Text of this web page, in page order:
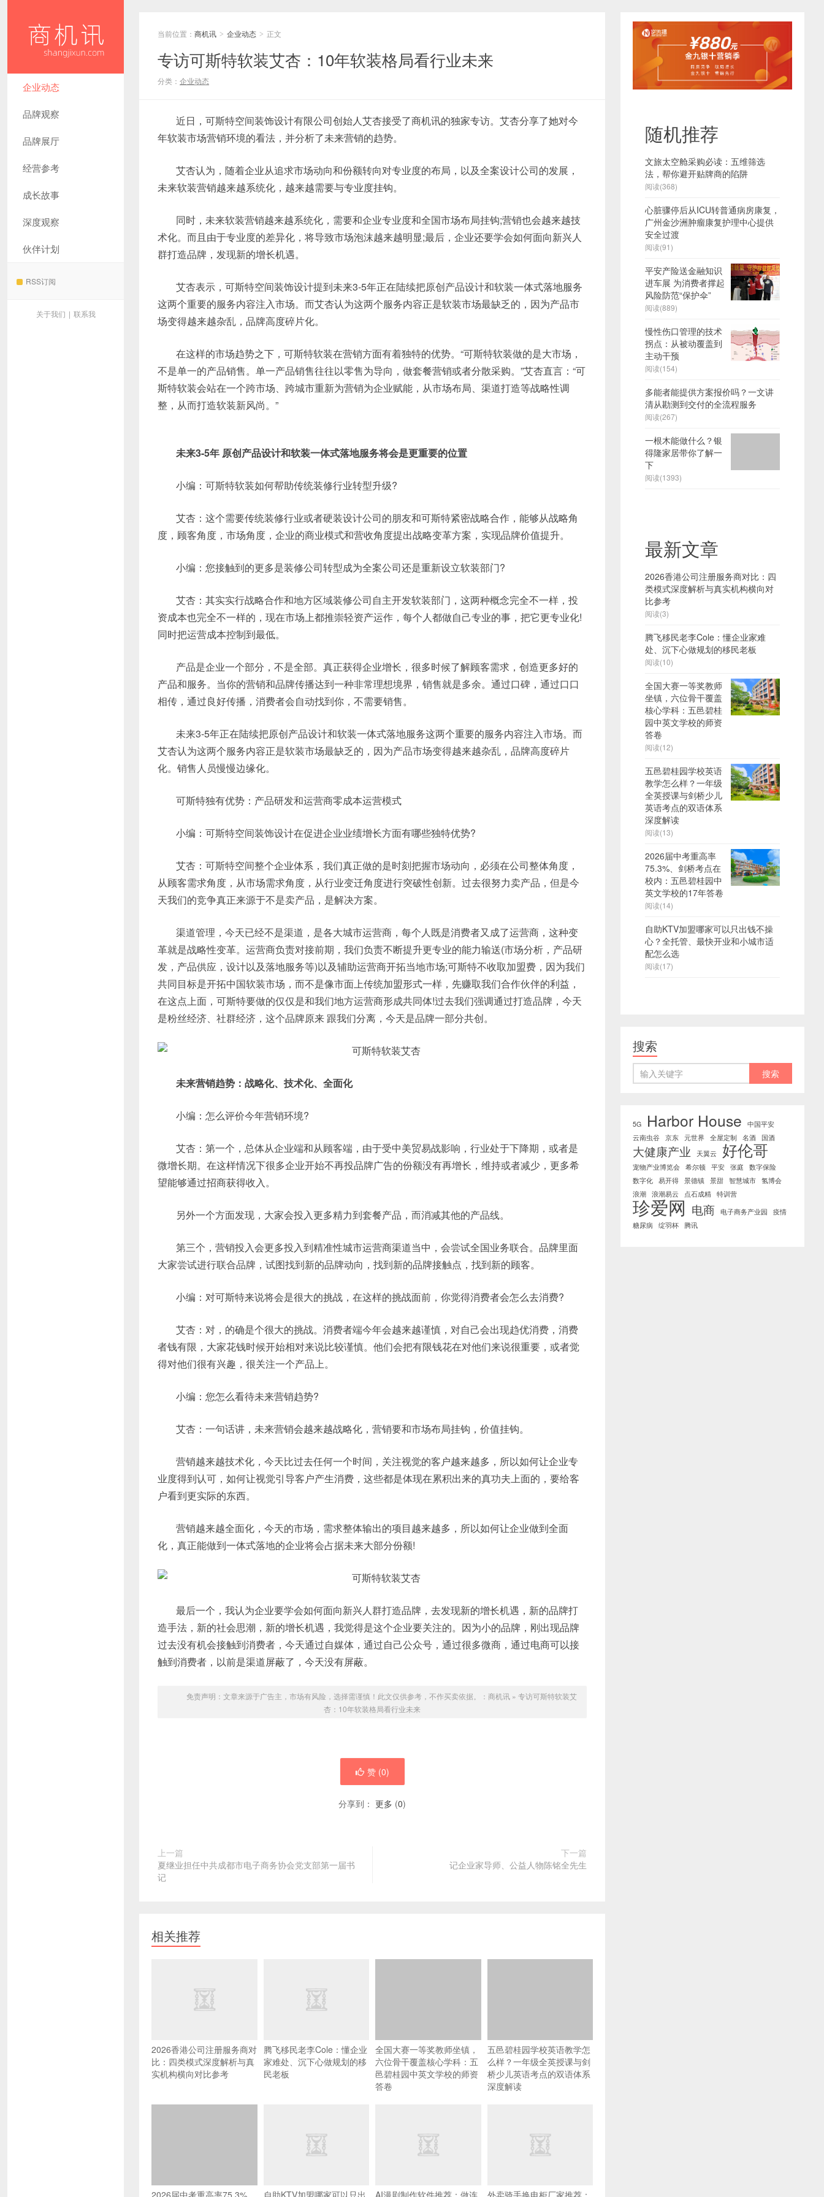
企业动态
品牌观察
品牌展厅
经营参考
成长故事
深度观察
伙伴计划
RSS订阅
关于我们 | 联系我
当前位置： 商机讯 > 企业动态 > 正文
专访可斯特软装艾杏：10年软装格局看行业未来
分类： 企业动态
近日，可斯特空间装饰设计有限公司创始人艾杏接受了商机讯的独家专访。艾杏分享了她对今
年软装市场营销环境的看法，并分析了未来营销的趋势。
艾杏认为，随着企业从追求市场动向和份额转向对专业度的布局，以及全案设计公司的发展，
未来软装营销越来越系统化，越来越需要与专业度挂钩。
同时，未来软装营销越来越系统化，需要和企业专业度和全国市场布局挂钩;营销也会越来越技
术化。而且由于专业度的差异化，将导致市场泡沫越来越明显;最后，企业还要学会如何面向新兴人
群打造品牌，发现新的增长机遇。
艾杏表示，可斯特空间装饰设计提到未来3-5年正在陆续把原创产品设计和软装一体式落地服务
这两个重要的服务内容注入市场。而艾杏认为这两个服务内容正是软装市场最缺乏的，因为产品市
场变得越来越杂乱，品牌高度碎片化。
在这样的市场趋势之下，可斯特软装在营销方面有着独特的优势。“可斯特软装做的是大市场，
不是单一的产品销售。单一产品销售往往以零售为导向，做套餐营销或者分散采购。”艾杏直言：“可
斯特软装会站在一个跨市场、跨城市重新为营销为企业赋能，从市场布局、渠道打造等战略性调
整，从而打造软装新风尚。”
未来3-5年 原创产品设计和软装一体式落地服务将会是更重要的位置
小编：可斯特软装如何帮助传统装修行业转型升级?
艾杏：这个需要传统装修行业或者硬装设计公司的朋友和可斯特紧密战略合作，能够从战略角
度，顾客角度，市场角度，企业的商业模式和营收角度提出战略变革方案，实现品牌价值提升。
小编：您接触到的更多是装修公司转型成为全案公司还是重新设立软装部门?
艾杏：其实实行战略合作和地方区域装修公司自主开发软装部门，这两种概念完全不一样，投
资成本也完全不一样的，现在市场上都推崇轻资产运作，每个人都做自己专业的事，把它更专业化!
同时把运营成本控制到最低。
产品是企业一个部分，不是全部。真正获得企业增长，很多时候了解顾客需求，创造更多好的
产品和服务。当你的营销和品牌传播达到一种非常理想境界，销售就是多余。通过口碑，通过口口
相传，通过良好传播，消费者会自动找到你，不需要销售。
未来3-5年正在陆续把原创产品设计和软装一体式落地服务这两个重要的服务内容注入市场。而
艾杏认为这两个服务内容正是软装市场最缺乏的，因为产品市场变得越来越杂乱，品牌高度碎片
化。销售人员慢慢边缘化。
可斯特独有优势：产品研发和运营商零成本运营模式
小编：可斯特空间装饰设计在促进企业业绩增长方面有哪些独特优势?
艾杏：可斯特空间整个企业体系，我们真正做的是时刻把握市场动向，必须在公司整体角度，
从顾客需求角度，从市场需求角度，从行业变迁角度进行突破性创新。过去很努力卖产品，但是今
天我们的竞争真正来源于不是卖产品，是解决方案。
渠道管理，今天已经不是渠道，是各大城市运营商，每个人既是消费者又成了运营商，这种变
革就是战略性变革。运营商负责对接前期，我们负责不断提升更专业的能力输送(市场分析，产品研
发，产品供应，设计以及落地服务等)以及辅助运营商开拓当地市场;可斯特不收取加盟费，因为我们
共同目标是开拓中国软装市场，而不是像市面上传统加盟形式一样，先赚取我们合作伙伴的利益，
在这点上面，可斯特要做的仅仅是和我们地方运营商形成共同体!过去我们强调通过打造品牌，今天
是粉丝经济、社群经济，这个品牌原来 跟我们分离，今天是品牌一部分共创。
未来营销趋势：战略化、技术化、全面化
小编：怎么评价今年营销环境?
艾杏：第一个，总体从企业端和从顾客端，由于受中美贸易战影响，行业处于下降期，或者是
微增长期。在这样情况下很多企业开始不再投品牌广告的份额没有再增长，维持或者减少，更多希
望能够通过招商获得收入。
另外一个方面发现，大家会投入更多精力到套餐产品，而消减其他的产品线。
第三个，营销投入会更多投入到精准性城市运营商渠道当中，会尝试全国业务联合。品牌里面
大家尝试进行联合品牌，试图找到新的品牌动向，找到新的品牌接触点，找到新的顾客。
小编：对可斯特来说将会是很大的挑战，在这样的挑战面前，你觉得消费者会怎么去消费?
艾杏：对，的确是个很大的挑战。消费者端今年会越来越谨慎，对自己会出现趋优消费，消费
者钱有限，大家花钱时候开始相对来说比较谨慎。他们会把有限钱花在对他们来说很重要，或者觉
得对他们很有兴趣，很关注一个产品上。
小编：您怎么看待未来营销趋势?
艾杏：一句话讲，未来营销会越来越战略化，营销要和市场布局挂钩，价值挂钩。
营销越来越技术化，今天比过去任何一个时间，关注视觉的客户越来越多，所以如何让企业专
业度得到认可，如何让视觉引导客户产生消费，这些都是体现在累积出来的真功夫上面的，要给客
户看到更实际的东西。
营销越来越全面化，今天的市场，需求整体输出的项目越来越多，所以如何让企业做到全面
化，真正能做到一体式落地的企业将会占据未来大部分份额!
最后一个，我认为企业要学会如何面向新兴人群打造品牌，去发现新的增长机遇，新的品牌打
造手法，新的社会思潮，新的增长机遇，我觉得是这个企业要关注的。因为小的品牌，刚出现品牌
过去没有机会接触到消费者，今天通过自媒体，通过自己公众号，通过很多微商，通过电商可以接
触到消费者，以前是渠道屏蔽了，今天没有屏蔽。
免责声明：文章来源于广告主，市场有风险，选择需谨慎！此文仅供参考，不作买卖依据。： 商机讯» 专访可斯特软装艾
杏：10年软装格局看行业未来
赞 (0)
分享到： 更多 (0)
上一篇
夏继业担任中共成都市电子商务协会党支部第一届书
记
下一篇
记企业家导师、公益人物陈铭全先生
相关推荐
2026香港公司注册服务商对
比：四类模式深度解析与真
实机构横向对比参考
腾飞移民老李Cole：懂企业
家难处、沉下心做规划的移
民老板
全国大赛一等奖教师坐镇，
六位骨干覆盖核心学科：五
邑碧桂园中英文学校的师资
答卷
五邑碧桂园学校英语教学怎
么样？一年级全英授课与剑
桥少儿英语考点的双语体系
深度解读
2026届中考重高率75.3%、 自助KTV加盟哪家可以只出 AI漫剧制作软件推荐：做连 外卖骑手换电柜厂家推荐：
随机推荐
文旅太空舱采购必读：五维筛选
法，帮你避开贴牌商的陷阱
阅读(368)
心脏骤停后从ICU转普通病房康复，
广州金沙洲肿瘤康复护理中心提供
安全过渡
阅读(91)
平安产险送金融知识
进车展 为消费者撑起
风险防范“保护伞”
阅读(889)
慢性伤口管理的技术
拐点：从被动覆盖到
主动干预
阅读(154)
多能者能提供方案报价吗？一文讲
清从勘测到交付的全流程服务
阅读(267)
一根木能做什么？银
得隆家居带你了解一
下
阅读(1393)
最新文章
2026香港公司注册服务商对比：四
类模式深度解析与真实机构横向对
比参考
阅读(3)
腾飞移民老李Cole：懂企业家难
处、沉下心做规划的移民老板
阅读(10)
全国大赛一等奖教师
坐镇，六位骨干覆盖
核心学科：五邑碧桂
园中英文学校的师资
答卷
阅读(12)
五邑碧桂园学校英语
教学怎么样？一年级
全英授课与剑桥少儿
英语考点的双语体系
深度解读
阅读(13)
2026届中考重高率
75.3%、剑桥考点在
校内：五邑碧桂园中
英文学校的17年答卷
阅读(14)
自助KTV加盟哪家可以只出钱不操
心？全托管、最快开业和小城市适
配怎么选
阅读(17)
搜索
5G Harbor House
中国平安
云南虫谷 京东 元世界 全屋定制 名酒 国酒
大健康产业 天翼云 好伦哥
宠物产业博览会 希尔顿 平安 张庭
数字保险
数字化 易开得 景德镇 景甜 智慧城市 氢博会
浪潮 浪潮易云 点石成精 特训营
珍爱网 电商 电子商务产业园
疫情
糖尿病
绽羽杯 腾讯